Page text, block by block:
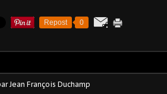
Repost 0
Jean François Duchamp